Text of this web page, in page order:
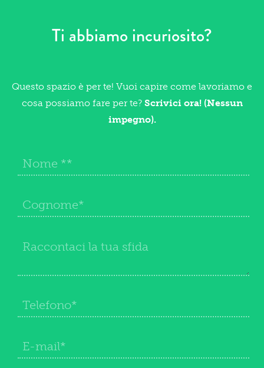
Ti abbiamo incuriosito?
Questo spazio è per te! Vuoi capire come lavoriamo e
cosa possiamo fare per te? Scrivici ora! (Nessun
impegno).